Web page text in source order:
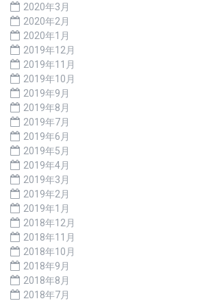
2020年3月
2020年2月
2020年1月
2019年12月
2019年11月
2019年10月
2019年9月
2019年8月
2019年7月
2019年6月
2019年5月
2019年4月
2019年3月
2019年2月
2019年1月
2018年12月
2018年11月
2018年10月
2018年9月
2018年8月
2018年7月